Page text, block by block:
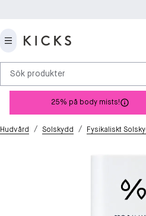
Sök produkter
25% på body mists!
Hudvård / Solskydd / Fysikaliskt